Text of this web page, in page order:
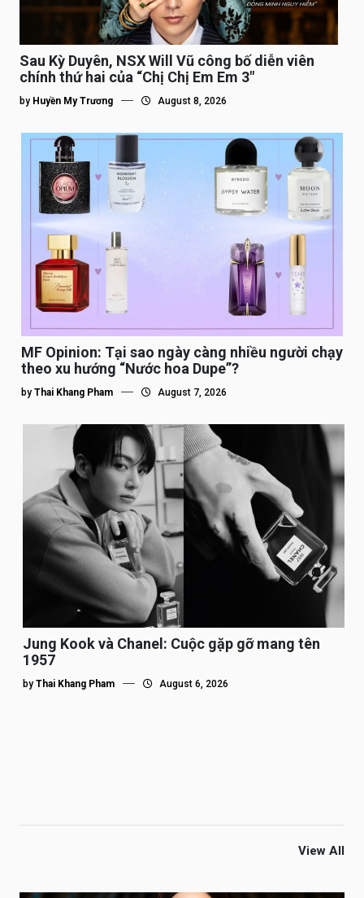
Sau Kỳ Duyên, NSX Will Vũ công bố diễn viên
chính thứ hai của “Chị Chị Em Em 3″
by Huyền My Trương August 8, 2026
MF Opinion: Tại sao ngày càng nhiều người chạy
theo xu hướng “Nước hoa Dupe”?
by Thai Khang Pham August 7, 2026
Jung Kook và Chanel: Cuộc gặp gỡ mang tên
1957
by Thai Khang Pham August 6, 2026
View All